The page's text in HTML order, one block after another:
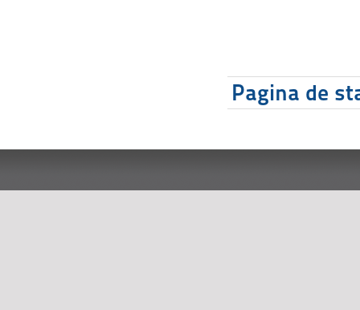
Pagina de